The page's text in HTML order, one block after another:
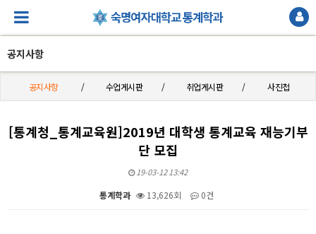
공지사항
공지사항 수업게시판 취업게시판 사진첩
[통계청_통계교육원]2019년 대학생 통계교육 재능기부
단 모집
19-03-12 13:42
통계학과 13,626회 0건